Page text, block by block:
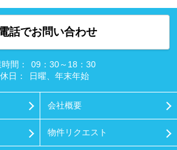
話でお問い合わせ
間：
09：30～18：30
日：
日曜、年末年始
会社概要
物件リクエスト